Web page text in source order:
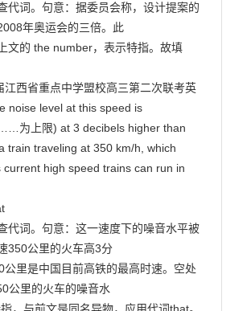
代词。句意：据委员会称，设计提案的
年奥运会的三倍。此
文的 the number，表示特指。故填
江西省重点中学盟校高三第二次联考英
noise level at this speed is
为上限) at 3 decibels higher than
train traveling at 350 km/h, which
current high speed trains can run in
代词。句意：这一速度下的噪音水平被
350公里的火车高3分
公里是中国目前高铁的最高时速。空处
公里的火车的噪音水